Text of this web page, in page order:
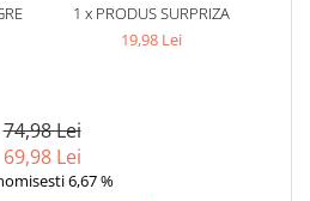
1 x PRODUS SURPRIZA
19,98 Lei
74,98 Lei
69,98 Lei
6,67 %